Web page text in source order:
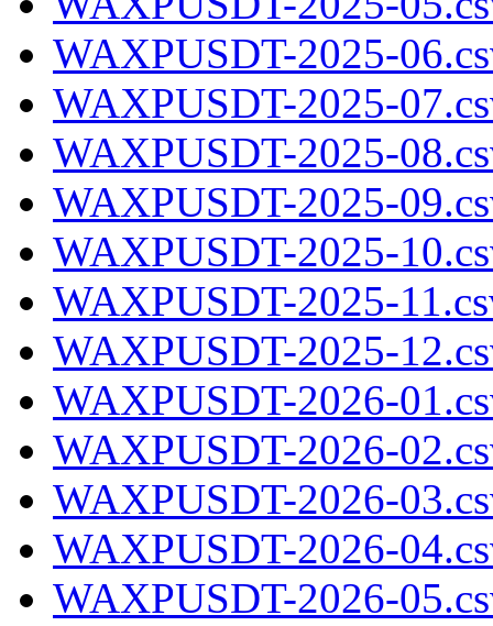
WAXPUSDT-2025-
WAXPUSDT-2025-
WAXPUSDT-2025-
WAXPUSDT-2025-
WAXPUSDT-2025-
WAXPUSDT-2025-
WAXPUSDT-2025-
WAXPUSDT-2026-
WAXPUSDT-2026-
WAXPUSDT-2026-
WAXPUSDT-2026-
WAXPUSDT-2026-